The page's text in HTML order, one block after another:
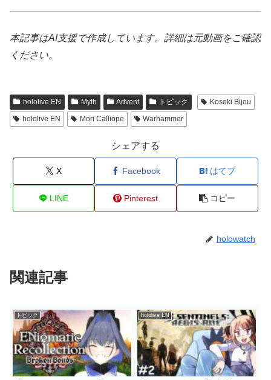
本記事はAI支援で作成しています。詳細は元動画をご確認
ください。
hololive EN Myth Advent トピック
Koseki Bijou
hololive EN
Mori Calliope Warhammer
シェアする
X Facebook はてブ
LINE Pinterest コピー
holowatch
関連記事
トピック hololive EN